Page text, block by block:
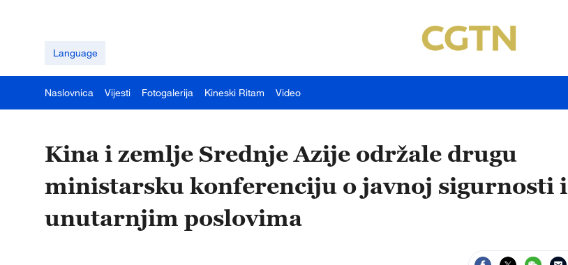
Language
Naslovnica Vijesti Fotogalerija Kineski Ritam Video
Kina i zemlje Srednje Azije održale drugu
ministarsku konferenciju o javnoj sigurnosti i
unutarnjim poslovima